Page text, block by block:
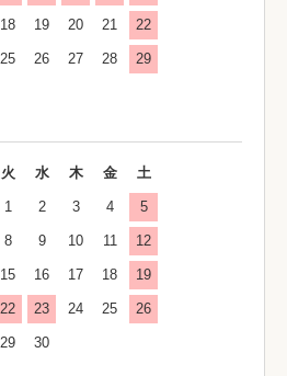
18 19 20 21 22
25 26 27 28 29
火 水 木 金 土
1 2 3 4 5
8 9 10 11 12
15 16 17 18 19
22 23 24 25 26
29 30